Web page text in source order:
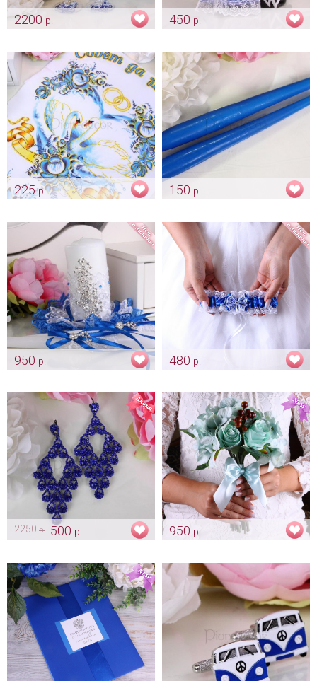
2200 р.
450 р.
225р.
Арт: rush_0155
150 р.
950 р.
Арт: svch_0157
480 р.
Арт: podv_0115 индиго
2250р. 500 р.
950 р.
Арт: mel_0105